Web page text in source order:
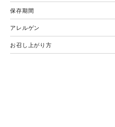
保存期間
アレルゲン
お召し上がり方